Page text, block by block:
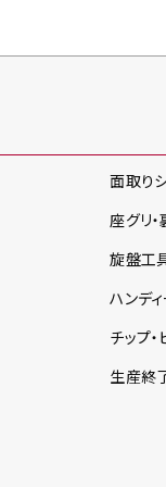
面取り
座グリ
旋盤工
ハンデ
チップ
生産終